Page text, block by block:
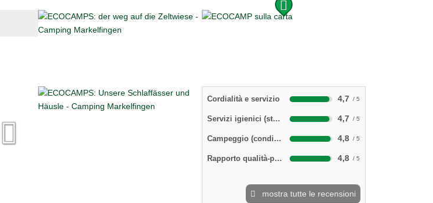
Cordialità e servizio 4,7
Servizi igienici (stato, disponibilità e pulizia) 4,7
Campeggio (condizioni e pulizia) 4,8
Rapporto qualità-prezzo 4,8
mostra tutte le recensioni